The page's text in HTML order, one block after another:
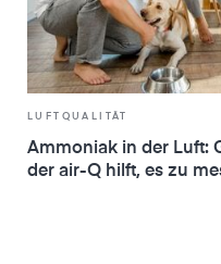
LUFTQUALITÄT
Ammoniak in der Luft:
der air-Q hilft, es zu